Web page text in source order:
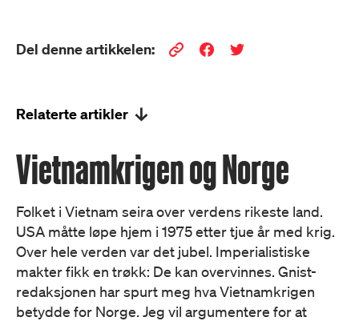
Del denne artikkelen:
Relaterte artikler
Vietnamkrigen og Norge
Folket i Vietnam seira over verdens rikeste land.
USA måtte løpe hjem i 1975 etter tjue år med krig.
Over hele verden var det jubel. Imperialistiske
makter fikk en trøkk: De kan overvinnes. Gnist-
redaksjonen har spurt meg hva Vietnamkrigen
betydde for Norge. Jeg vil argumentere for at